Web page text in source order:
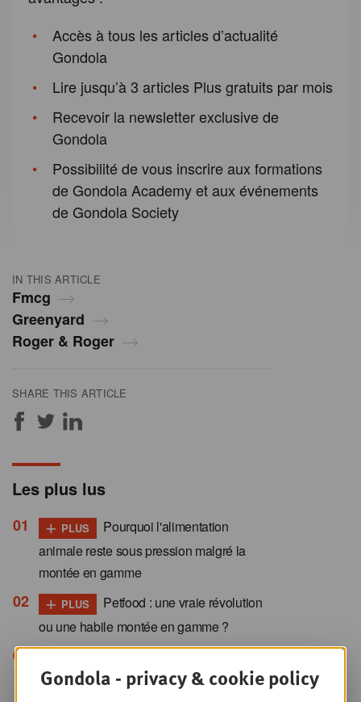
IN THIS ARTICLE
Fmcg
Greenyard
Roger & Roger
SHARE THIS ARTICLE
Accès à tous les articles d’actualité
Gondola
Lire jusqu’à 3 articles Plus gratuits par mois
Recevoir la newsletter exclusive de
Gondola
Possibilité de vous inscrire aux formations
de Gondola Academy et aux événements
de Gondola Society
Les plus lus
+ PLUS
Pourquoi l'alimentation
animale reste sous pression malgré la
montée en gamme
+ PLUS
Petfood : une vraie révolution
ou une habile montée en gamme ?
+
l’intention, le terrain la transforme en
Gondola - privacy & cookie policy